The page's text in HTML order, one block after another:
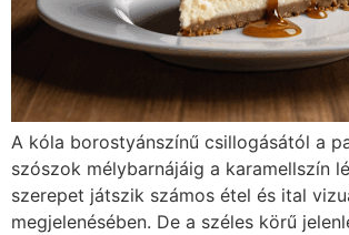
A kóla borostyánszínű csillogásától a
szószok mélybarnájáig a karamellszín
szerepet játszik számos étel és ital
megjelenésében. De a széles körű